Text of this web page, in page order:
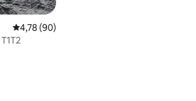
4,78 av 5 i genomsnittligt betyg, 90
4,78 (90)